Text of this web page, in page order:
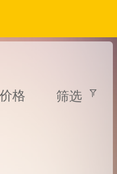
价格 筛选